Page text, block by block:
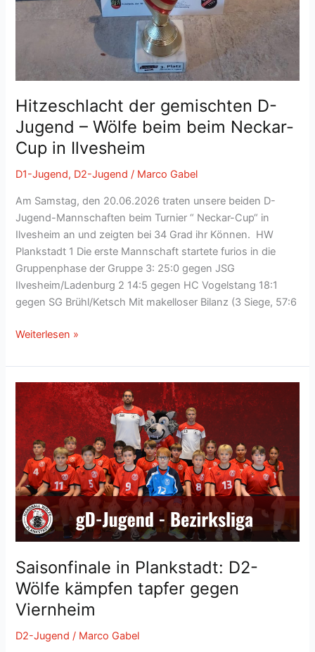
Hitzeschlacht der gemischten D-
Jugend – Wölfe beim beim Neckar-
Cup in Ilvesheim
D1-Jugend, D2-Jugend / Marco Gabel
Am Samstag, den 20.06.2026 traten unsere beiden D-
Jugend-Mannschaften beim Turnier “ Neckar-Cup“ in
Ilvesheim an und zeigten bei 34 Grad ihr Können. HW
Plankstadt 1 Die erste Mannschaft startete furios in die
Gruppenphase der Gruppe 3: 25:0 gegen JSG
Ilvesheim/Ladenburg 2 14:5 gegen HC Vogelstang 18:1
gegen SG Brühl/Ketsch Mit makelloser Bilanz (3 Siege, 57:6
Hitzeschlacht
gemischten
D-
Jugend –
Wölfe
beim
beim
Neckar-
Cup
Ilvesheim
Weiterlesen »
Saisonfinale in Plankstadt: D2-
Wölfe kämpfen tapfer gegen
Viernheim
D2-Jugend / Marco Gabel